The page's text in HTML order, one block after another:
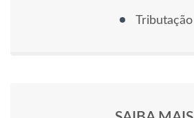
Tributação